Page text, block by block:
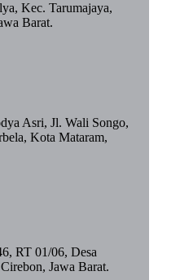
Kec. Tarumajaya,
Barat.
Asri, Jl. Wali Songo,
Kota Mataram,
RT 01/06, Desa
Jawa Barat.